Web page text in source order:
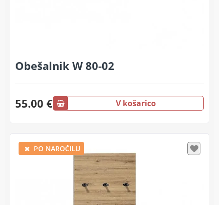
Obešalnik W 80-02
55.00 € V košarico
PO NAROČILU